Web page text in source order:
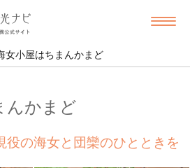
女小屋はちまんかまど
んかまど
役の海女と団欒のひとときを